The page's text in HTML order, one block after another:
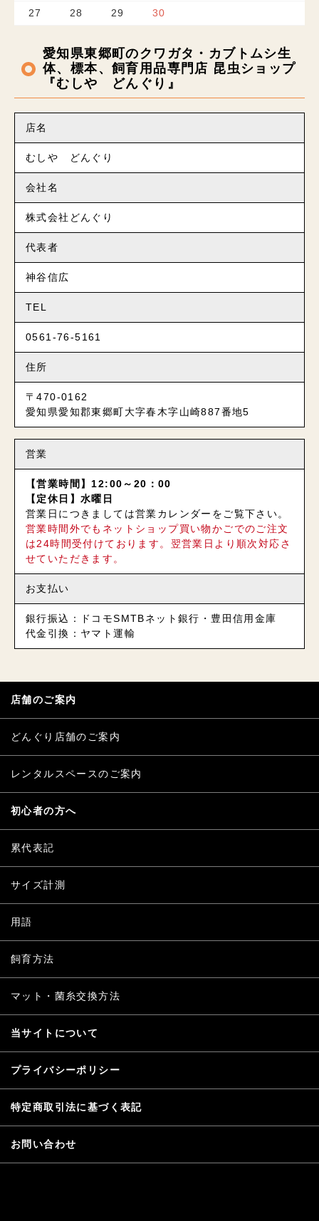
27 28 29 30
愛知県東郷町のクワガタ・カブトムシ生
体、標本、飼育用品専門店 昆虫ショップ
『むしや どんぐり』
店名
むしや どんぐり
会社名
株式会社どんぐり
代表者
神谷信広
TEL
0561-76-5161
住所
〒470-0162
愛知県愛知郡東郷町大字春木字山崎887番地5
営業
【営業時間】12:00～20：00
【定休日】水曜日
営業日につきましては営業カレンダーをご覧下さい。
営業時間外でもネットショップ買い物かごでのご注文
は24時間受付けております。翌営業日より順次対応さ
せていただきます。
お支払い
銀行振込：ドコモSMTBネット銀行・豊田信用金庫
代金引換：ヤマト運輸
店舗のご案内
どんぐり店舗のご案内
レンタルスペースのご案内
初心者の方へ
累代表記
サイズ計測
用語
飼育方法
マット・菌糸交換方法
当サイトについて
プライバシーポリシー
特定商取引法に基づく表記
お問い合わせ